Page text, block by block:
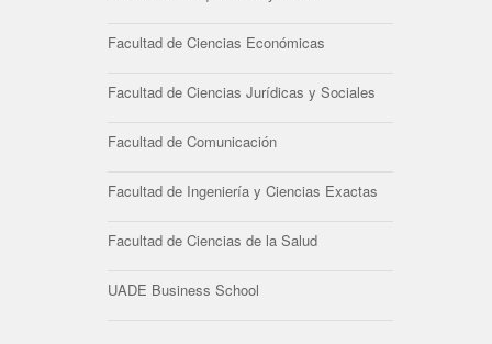
Facultad de Ciencias Económicas
Facultad de Ciencias Jurídicas y Sociales
Facultad de Comunicación
Facultad de Ingeniería y Ciencias Exactas
Facultad de Ciencias de la Salud
UADE Business School